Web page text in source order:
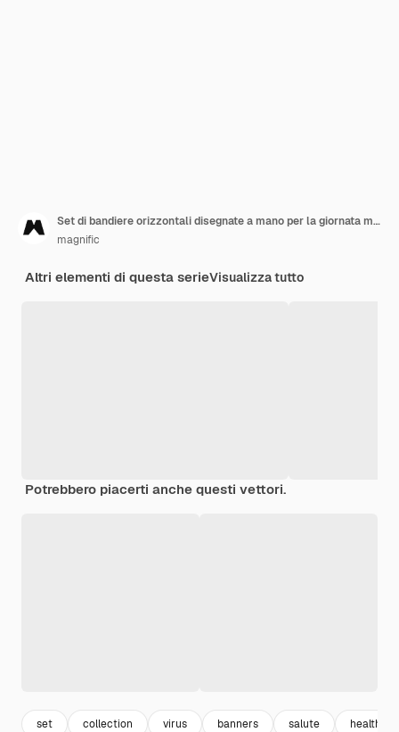
Set di bandiere orizzontali disegnate a mano per la giornata mondiale dell'AIDS
magnific
Altri elementi di questa serieVisualizza tutto
Potrebbero piacerti anche questi vettori.
set collection virus banners salute health